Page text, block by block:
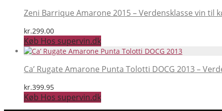
Zeni Barrique Amarone 2015 – Verdensklasse vin til
kr.299.00
Køb Hos supervin.dk
Ca’ Rugate Amarone Punta Tolotti DOCG 2013 –
kr.399.95
Køb Hos supervin.dk